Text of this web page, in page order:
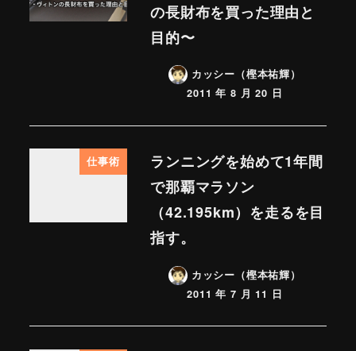
の長財布を買った理由と
目的〜
カッシー（樫本祐輝）
2011 年 8 月 20 日
仕事術
ランニングを始めて1年間
で那覇マラソン
（42.195km）を走るを目
指す。
カッシー（樫本祐輝）
2011 年 7 月 11 日